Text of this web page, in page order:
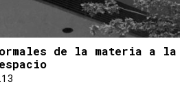
de la materia a la